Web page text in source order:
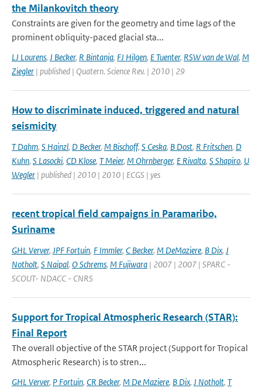
the Milankovitch theory
Constraints are given for the geometry and time lags of the
prominent obliquity-paced glacial sta...
LJ Lourens, J Becker, R Bintanja, FJ Hilgen, E Tuenter, RSW van de Wal, M
Ziegler | published | Quatern. Science Rev. | 2010 | 29
How to discriminate induced, triggered and natural
seismicity
T Dahm, S Hainzl, D Becker, M Bischoff, S Ceska, B Dost, R Fritschen, D
Kuhn, S Lasocki, CD Klose, T Meier, M Ohrnberger, E Rivalta, S Shapiro, U
Wegler | published | 2010 | 2010 | ECGS | yes
recent tropical field campaigns in Paramaribo,
Suriname
GHL Verver, JPF Fortuin, F Immler, C Becker, M DeMaziere, B Dix, J
Notholt, S Naipal, O Schrems, M Fujiwara | 2007 | 2007 | SPARC -
SCOUT- NDACC - CNRS
Support for Tropical Atmospheric Research (STAR):
Final Report
The overall objective of the STAR project (Support for Tropical
Atmospheric Research) is to stren...
GHL Verver, P Fortuin, CR Becker, M De Maziere, B Dix, J Notholt, T